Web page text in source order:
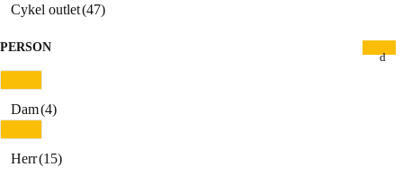
Cykel outlet(47)
PERSON
Dam(4)
Herr(15)